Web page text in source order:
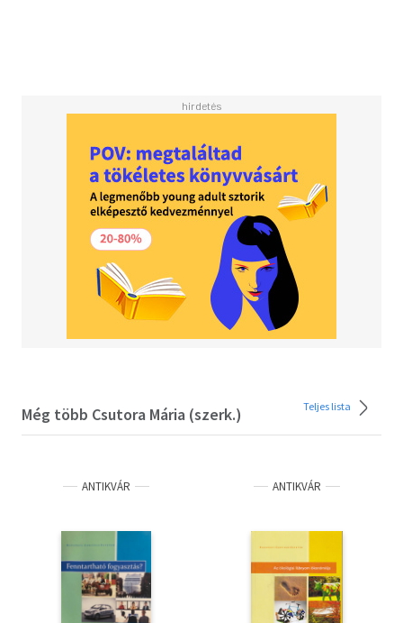
Még több Csutora Mária (szerk.) Teljes lista
ANTIKVÁR ANTIKVÁR